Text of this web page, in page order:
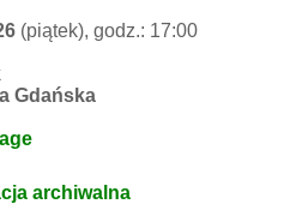
(piątek), godz.: 17:00
Gdańska
archiwalna